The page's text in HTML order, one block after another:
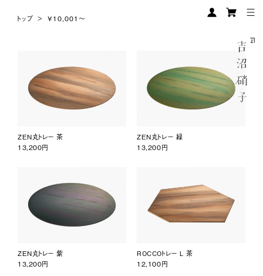
トップ > ¥10,001〜
ZEN丸トレー 茶
13,200円
ZEN丸トレー 緑
13,200円
ZEN丸トレー 紫
13,200円
ROCCOトレー L 茶
12,100円